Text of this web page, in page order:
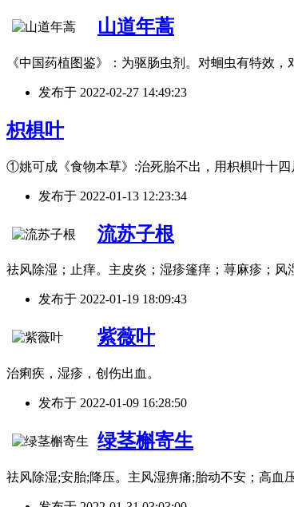
山道年蒿
《中国药植图鉴》：为驱肠虫剂。对蛔虫有特效，
发布于 2022-02-27 14:49:23
枳椇叶
①姚可成《食物本草》:治死胎不出，用枳椇叶十
发布于 2022-01-13 12:23:34
流苏子根
祛风除湿；止痒。主皮炎；湿疹篷痒；荨麻疹；风
发布于 2022-01-19 18:09:43
紫薇叶
治痢疾，湿疹，创伤出血。
发布于 2022-01-09 16:28:50
绿茎槲寄生
祛风除湿;安胎;降压。主风湿痹痛;胎动不安；高血